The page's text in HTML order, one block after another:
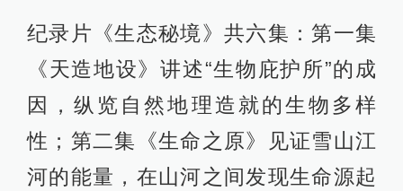
纪录片《生态秘境》共六集：第一集
《天造地设》讲述“生物庇护所”的成
因，纵览自然地理造就的生物多样
性；第二集《生命之原》见证雪山江
河的能量，在山河之间发现生命源起